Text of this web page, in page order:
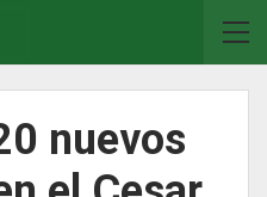
nuevos